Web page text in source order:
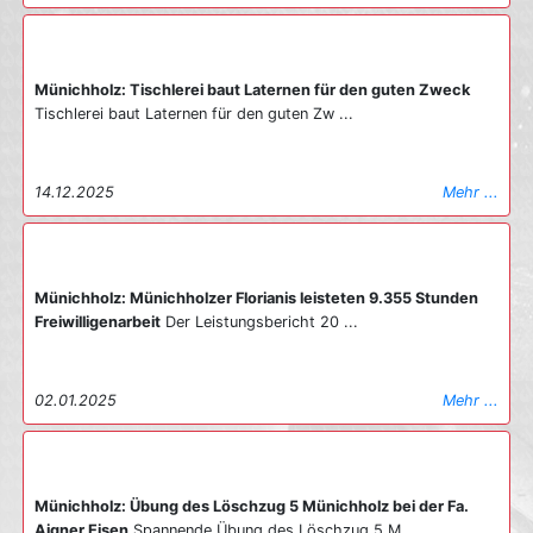
Münichholz: Tischlerei baut Laternen für den guten Zweck
Tischlerei baut Laternen für den guten Zw ...
14.12.2025 Mehr ...
Münichholz: Münichholzer Florianis leisteten 9.355 Stunden
Freiwilligenarbeit Der Leistungsbericht 20 ...
02.01.2025 Mehr ...
Münichholz: Übung des Löschzug 5 Münichholz bei der Fa.